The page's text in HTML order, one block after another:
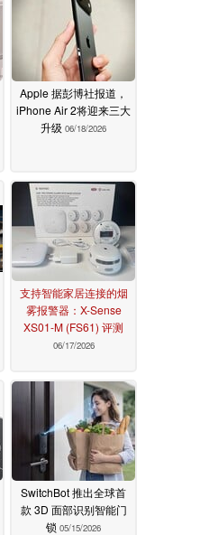
Apple 据彭博社报道，
iPhone Air 2将迎来三大
升级 06/18/2026
支持智能家居连接的烟
雾报警器：X-Sense
XS01-M (FS61) 评测
06/17/2026
SwitchBot 推出全球首
款 3D 面部识别智能门
锁 05/15/2026